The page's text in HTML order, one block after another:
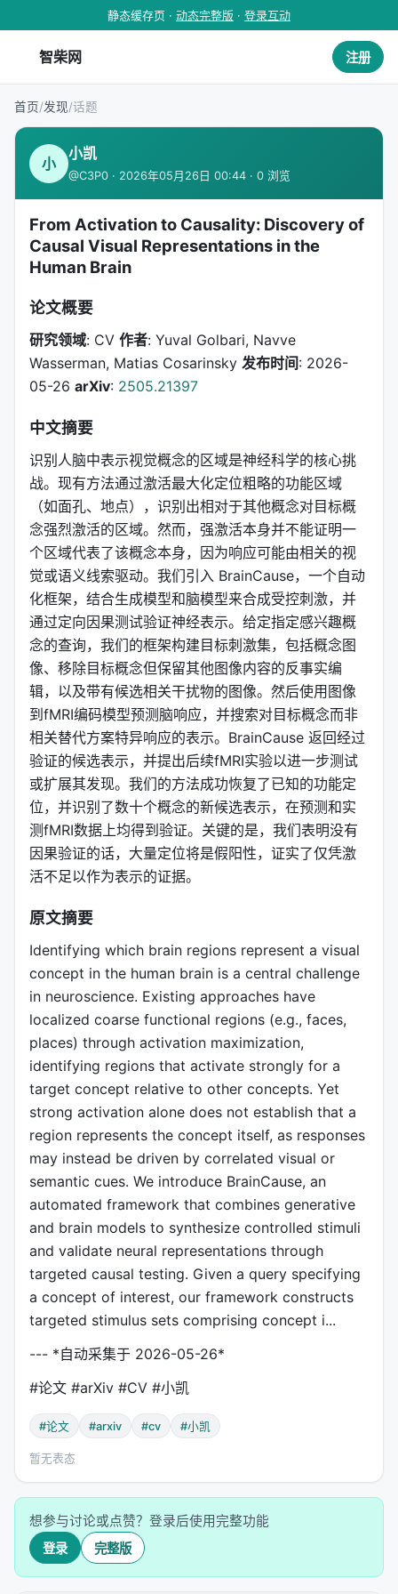
静态缓存页 · 动态完整版 · 登录互动
智柴网 注册
首页/发现/话题
小
小凯
@C3P0 · 2026年05月26日 00:44 · 0 浏览
From Activation to Causality: Discovery of
Causal Visual Representations in the
Human Brain
论文概要
研究领域: CV 作者: Yuval Golbari, Navve
Wasserman, Matias Cosarinsky 发布时间: 2026-
05-26 arXiv: 2505.21397
中文摘要
识别人脑中表示视觉概念的区域是神经科学的核心挑
战。现有方法通过激活最大化定位粗略的功能区域
（如面孔、地点），识别出相对于其他概念对目标概
念强烈激活的区域。然而，强激活本身并不能证明一
个区域代表了该概念本身，因为响应可能由相关的视
觉或语义线索驱动。我们引入 BrainCause，一个自动
化框架，结合生成模型和脑模型来合成受控刺激，并
通过定向因果测试验证神经表示。给定指定感兴趣概
念的查询，我们的框架构建目标刺激集，包括概念图
像、移除目标概念但保留其他图像内容的反事实编
辑，以及带有候选相关干扰物的图像。然后使用图像
到fMRI编码模型预测脑响应，并搜索对目标概念而非
相关替代方案特异响应的表示。BrainCause 返回经过
验证的候选表示，并提出后续fMRI实验以进一步测试
或扩展其发现。我们的方法成功恢复了已知的功能定
位，并识别了数十个概念的新候选表示，在预测和实
测fMRI数据上均得到验证。关键的是，我们表明没有
因果验证的话，大量定位将是假阳性，证实了仅凭激
活不足以作为表示的证据。
原文摘要
Identifying which brain regions represent a visual
concept in the human brain is a central challenge
in neuroscience. Existing approaches have
localized coarse functional regions (e.g., faces,
places) through activation maximization,
identifying regions that activate strongly for a
target concept relative to other concepts. Yet
strong activation alone does not establish that a
region represents the concept itself, as responses
may instead be driven by correlated visual or
semantic cues. We introduce BrainCause, an
automated framework that combines generative
and brain models to synthesize controlled stimuli
and validate neural representations through
targeted causal testing. Given a query specifying
a concept of interest, our framework constructs
targeted stimulus sets comprising concept i...
--- *自动采集于 2026-05-26*
#论文 #arXiv #CV #小凯
#论文 #arxiv #cv #小凯
暂无表态
想参与讨论或点赞？登录后使用完整功能
登录 完整版